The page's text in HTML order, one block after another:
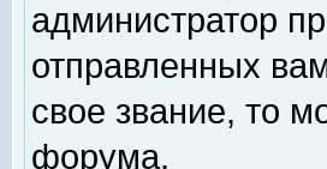
администратор
отправленных
свое звание, то
форума.